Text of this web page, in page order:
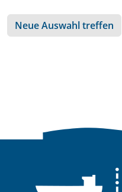
Neue Auswahl treffen